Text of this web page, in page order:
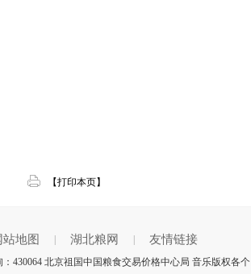
【打印本页】
站地图 湖北粮网 友情链接
430064 北京祖国中国粮食交易价格中心局 音乐版权各个